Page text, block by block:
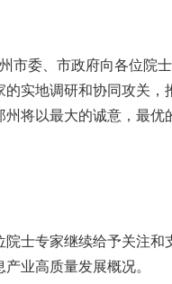
市委、市政府向各位院
实地调研和协同攻关，
将以最大的诚意，最优
士专家继续给予关注和
业高质量发展概况。